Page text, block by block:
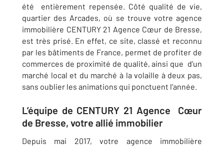
été entièrement repensée. Côté qualité de vie,
quartier des Arcades, où se trouve votre agence
immobilière CENTURY 21 Agence Cœur de Bresse,
est très prisé. En effet, ce site, classé et reconnu
par les bâtiments de France, permet de profiter de
commerces de proximité de qualité, ainsi que d’un
marché local et du marché à la volaille à deux pas,
sans oublier les animations qui ponctuent l’année.
L’équipe de CENTURY 21 Agence Cœur
de Bresse, votre allié immobilier
Depuis mai 2017, votre agence immobilière